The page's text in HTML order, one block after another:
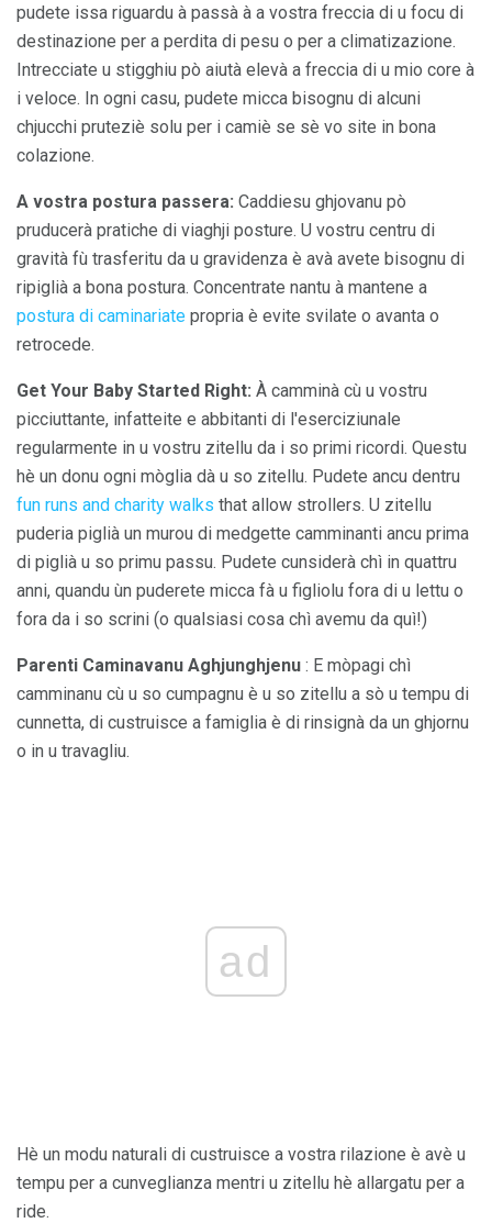
pudete issa riguardu à passà à a vostra freccia di u focu di
destinazione per a perdita di pesu o per a climatizazione.
Intrecciate u stigghiu pò aiutà elevà a freccia di u mio core à
i veloce. In ogni casu, pudete micca bisognu di alcuni
chjucchi pruteziè solu per i camiè se sè vo site in bona
colazione.
A vostra postura passera: Caddiesu ghjovanu pò
pruducerà pratiche di viaghji posture. U vostru centru di
gravità fù trasferitu da u gravidenza è avà avete bisognu di
ripiglià a bona postura. Concentrate nantu à mantene a
postura di caminariate propria è evite svilate o avanta o
retrocede.
Get Your Baby Started Right: À camminà cù u vostru
picciuttante, infatteite e abbitanti di l'eserciziunale
regularmente in u vostru zitellu da i so primi ricordi. Questu
hè un donu ogni mòglia dà u so zitellu. Pudete ancu dentru
fun runs and charity walks that allow strollers. U zitellu
puderia piglià un murou di medgette camminanti ancu prima
di piglià u so primu passu. Pudete cunsiderà chì in quattru
anni, quandu ùn puderete micca fà u figliolu fora di u lettu o
fora da i so scrini (o qualsiasi cosa chì avemu da quì!)
Parenti Caminavanu Aghjunghjenu : E mòpagi chì
camminanu cù u so cumpagnu è u so zitellu a sò u tempu di
cunnetta, di custruisce a famiglia è di rinsignà da un ghjornu
o in u travagliu.
ad
Hè un modu naturali di custruisce a vostra rilazione è avè u
tempu per a cunveglianza mentri u zitellu hè allargatu per a
ride.